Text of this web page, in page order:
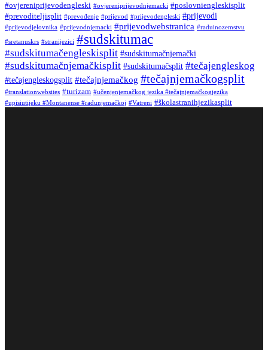
#ovjereniprijevodengleski #ovjereniprijevodnjemacki #poslovniengleskisplit
#prevoditeljisplit #prevođenje #prijevod #prijevodengleski #prijevodi
#prijevodjelovnika #prijevodnjemacki #prijevodwebstranica #raduinozemstvu
#sretanuskrs #stranijezici #sudskitumac
#sudskitumačengleskisplit #sudskitumačnjemački
#sudskitumačnjemačkisplit #sudskitumačsplit #tečajengleskog
#tečajengleskogsplit #tečajnjemačkog #tečajnjemačkogsplit
#translationwebsites #turizam #učenjenjemačkog jezika #tečajnjemačkogjezika
#upisiutijeku #Montanense #radunjemačkoj #Vatreni #školastranihjezikasplit